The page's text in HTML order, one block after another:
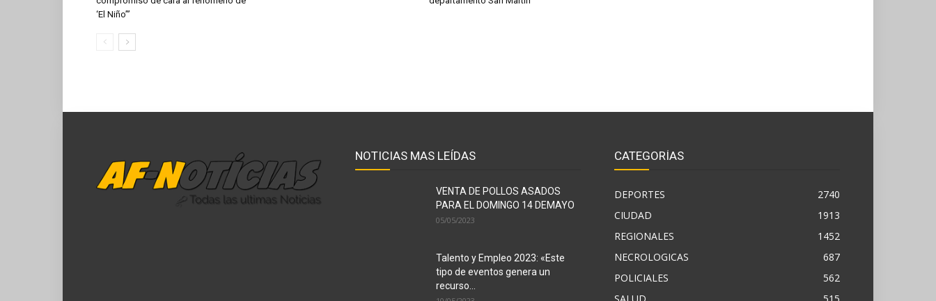
‘El Niño’”
NOTICIAS MAS LEÍDAS
VENTA DE POLLOS ASADOS
PARA EL DOMINGO 14 DEMAYO
05/05/2023
Talento y Empleo 2023: «Este
tipo de eventos genera un
recurso...
CATEGORÍAS
DEPORTES
2740
CIUDAD
1913
REGIONALES
1452
NECROLOGICAS
687
POLICIALES
562